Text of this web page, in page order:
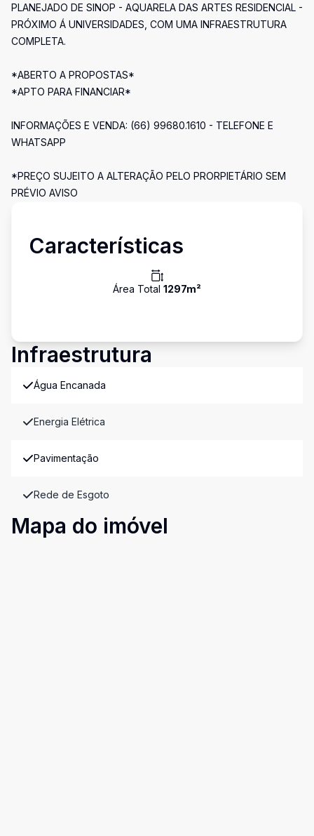
PLANEJADO DE SINOP - AQUARELA DAS ARTES RESIDENCIAL -
PRÓXIMO Á UNIVERSIDADES, COM UMA INFRAESTRUTURA
COMPLETA.
*ABERTO A PROPOSTAS*
*APTO PARA FINANCIAR*
INFORMAÇÕES E VENDA: (66) 99680.1610 - TELEFONE E
WHATSAPP
*PREÇO SUJEITO A ALTERAÇÃO PELO PRORPIETÁRIO SEM
PRÉVIO AVISO
Características
Área Total 1297m²
Infraestrutura
Água Encanada
Energia Elétrica
Pavimentação
Rede de Esgoto
Mapa do imóvel